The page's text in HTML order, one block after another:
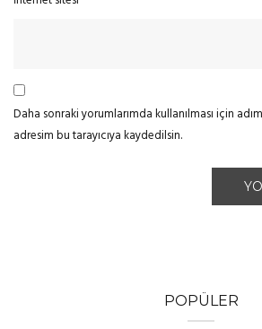
Daha sonraki yorumlarımda kullanılması için
adresim bu tarayıcıya kaydedilsin.
POPÜLER